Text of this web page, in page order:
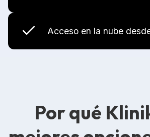
Acceso en la nube
Por qué